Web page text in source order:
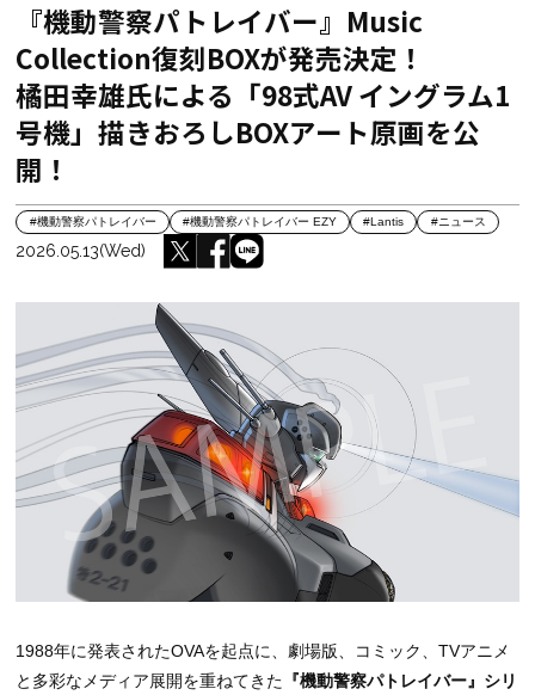
『機動警察パトレイバー』Music
Collection復刻BOXが発売決定！
橘田幸雄氏による「98式AV イングラム1
号機」描きおろしBOXアート原画を公
開！
#機動警察パトレイバー #機動警察パトレイバー EZY #Lantis #ニュース
2026.05.13(Wed)
1988年に発表されたOVAを起点に、劇場版、コミック、TVアニメ
と多彩なメディア展開を重ねてきた 『機動警察パトレイバー』シリ